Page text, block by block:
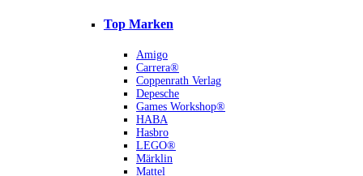
Top Marken
Amigo
Carrera®
Coppenrath Verlag
Depesche
Games Workshop®
HABA
Hasbro
LEGO®
Märklin
Mattel